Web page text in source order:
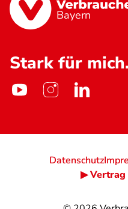
Bayern
Stark für mich.
Datenschutz
▶